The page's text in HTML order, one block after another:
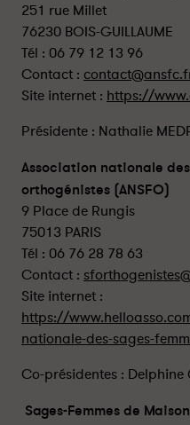
251 rue Millet
76230 BOIS-GUILLAUME
Tél : 06 79 12 13 96
Contact :
Site internet : https://
Présidente : Nathalie
Association nationale
orthogénistes (ANSFO)
9 Place de Rungis
75013 PARIS
Tél : 06 76 28 78 63
Contact :
Site internet :
https://
nationale-des-sages-
Co-présidentes : Delphine
Sages-Femmes de